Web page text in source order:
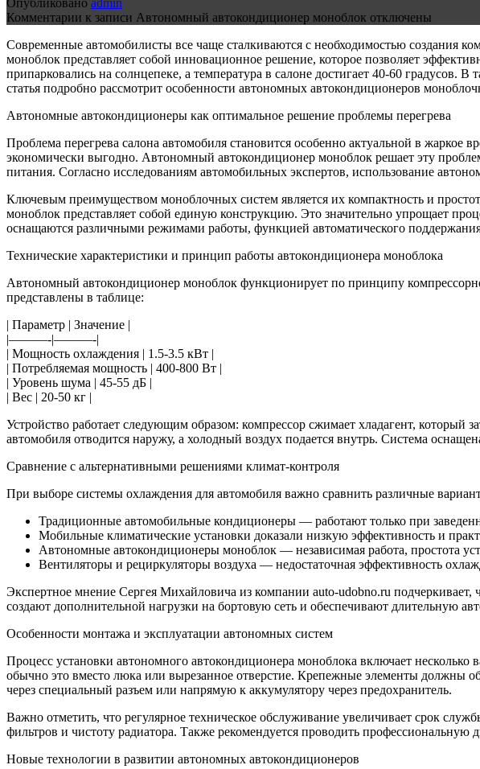
Комментарии к записи Автономный автокондиционер моноблок отключены
Современные автомобилисты все чаще сталкиваются с необходимостью создания
моноблок представляет собой инновационное решение, которое позволяет
припарковались на солнцепеке, а температура в салоне достигает 40-60 градусов.
статья подробно рассмотрит особенности автономных автокондиционеров
Автономные автокондиционеры как оптимальное решение проблемы перегрева
Проблема перегрева салона автомобиля становится особенно актуальной в жаркое
экономически выгодно. Автономный автокондиционер моноблок решает эту
питания. Согласно исследованиям автомобильных экспертов, использование
Ключевым преимуществом моноблочных систем является их компактность и
моноблок представляет собой единую конструкцию. Это значительно упрощает
оснащаются различными режимами работы, функцией автоматического
Технические характеристики и принцип работы автокондиционера моноблока
Автономный автокондиционер моноблок функционирует по принципу
представлены в таблице:
| Параметр | Значение |
|———-|———-|
| Мощность охлаждения | 1.5-3.5 кВт |
| Потребляемая мощность | 400-800 Вт |
| Уровень шума | 45-55 дБ |
| Вес | 20-50 кг |
Устройство работает следующим образом: компрессор сжимает хладагент, который
автомобиля отводится наружу, а холодный воздух подается внутрь. Система
Сравнение с альтернативными решениями климат-контроля
При выборе системы охлаждения для автомобиля важно сравнить различные
Традиционные автомобильные кондиционеры — работают только при
Мобильные климатические установки доказали низкую эффективность и
Автономные автокондиционеры моноблок — независимая работа, простота
Вентиляторы и рециркуляторы воздуха — недостаточная эффективность
Экспертное мнение Сергея Михайловича из компании auto-udobno.ru
создают дополнительной нагрузки на бортовую сеть и обеспечивают длительную
Особенности монтажа и эксплуатации автономных систем
Процесс установки автономного автокондиционера моноблока включает
обычно это вместо люка или вырезанное отверстие. Крепежные элементы должны
через специальный разъем или напрямую к аккумулятору через предохранитель.
Важно отметить, что регулярное техническое обслуживание увеличивает срок
фильтров и чистоту радиатора. Также рекомендуется проводить профессиональную
Новые технологии в развитии автономных автокондиционеров